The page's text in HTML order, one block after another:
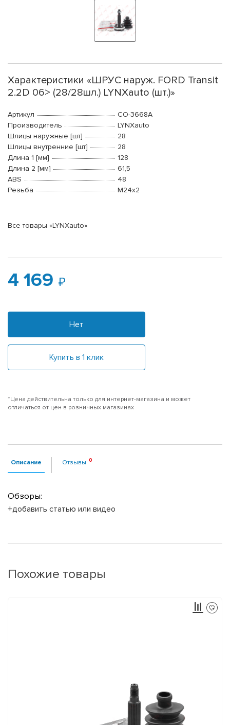
Характеристики «ШРУС наруж. FORD Transit
2.2D 06> (28/28шл.) LYNXauto (шт.)»
Артикул
CO-3668A
Производитель
LYNXauto
Шлицы наружные [шт]
28
Шлицы внутренние [шт]
28
Длина 1 [мм]
128
Длина 2 [мм]
61,5
ABS
48
Резьба
М24x2
Все товары «LYNXauto»
4 169
Нет
Купить в 1 клик
*Цена действительна только для интернет-магазина и может
отличаться от цен в розничных магазинах
Описание Отзывы
Обзоры:
+добавить статью или видео
Похожие товары